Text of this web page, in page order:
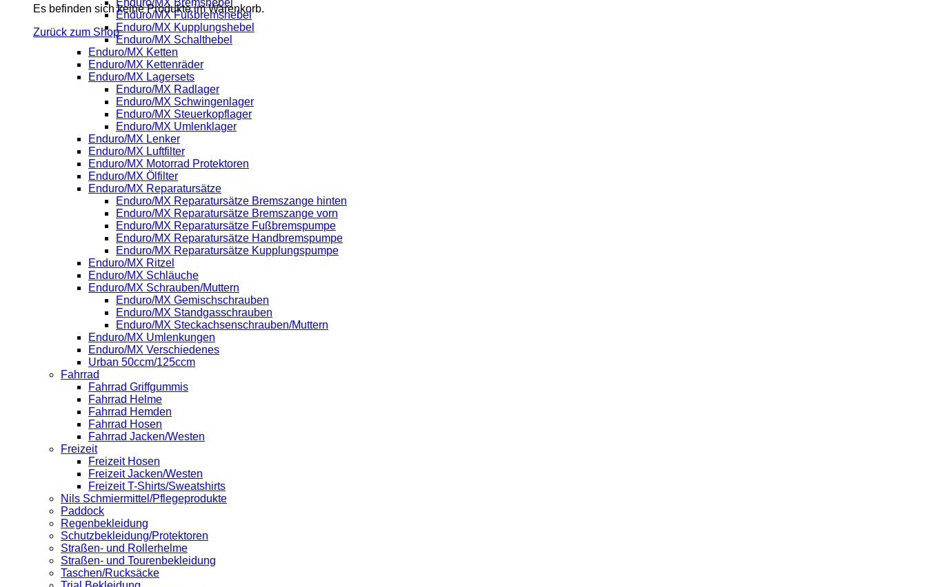
Es befinden sich keine Produkte im Warenkorb.
Zurück zum Shop
Enduro/MX Bremshebel
Enduro/MX Fußbremshebel
Enduro/MX Kupplungshebel
Enduro/MX Schalthebel
Enduro/MX Ketten
Enduro/MX Kettenräder
Enduro/MX Lagersets
Enduro/MX Radlager
Enduro/MX Schwingenlager
Enduro/MX Steuerkopflager
Enduro/MX Umlenklager
Enduro/MX Lenker
Enduro/MX Luftfilter
Enduro/MX Motorrad Protektoren
Enduro/MX Ölfilter
Enduro/MX Reparatursätze
Enduro/MX Reparatursätze Bremszange hinten
Enduro/MX Reparatursätze Bremszange vorn
Enduro/MX Reparatursätze Fußbremspumpe
Enduro/MX Reparatursätze Handbremspumpe
Enduro/MX Reparatursätze Kupplungspumpe
Enduro/MX Ritzel
Enduro/MX Schläuche
Enduro/MX Schrauben/Muttern
Enduro/MX Gemischschrauben
Enduro/MX Standgasschrauben
Enduro/MX Steckachsenschrauben/Muttern
Enduro/MX Umlenkungen
Enduro/MX Verschiedenes
Urban 50ccm/125ccm
Fahrrad
Fahrrad Griffgummis
Fahrrad Helme
Fahrrad Hemden
Fahrrad Hosen
Fahrrad Jacken/Westen
Freizeit
Freizeit Hosen
Freizeit Jacken/Westen
Freizeit T-Shirts/Sweatshirts
Nils Schmiermittel/Pflegeprodukte
Paddock
Regenbekleidung
Schutzbekleidung/Protektoren
Straßen- und Rollerhelme
Straßen- und Tourenbekleidung
Taschen/Rucksäcke